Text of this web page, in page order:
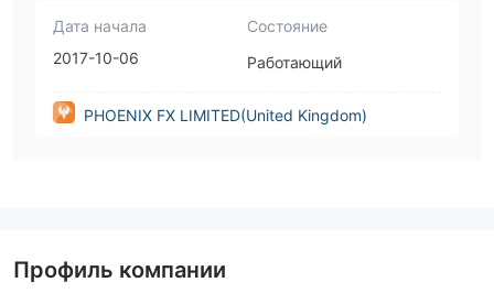
Дата начала
2017-10-06
Состояние
Работающий
PHOENIX FX LIMITED(United Kingdom)
Профиль компании